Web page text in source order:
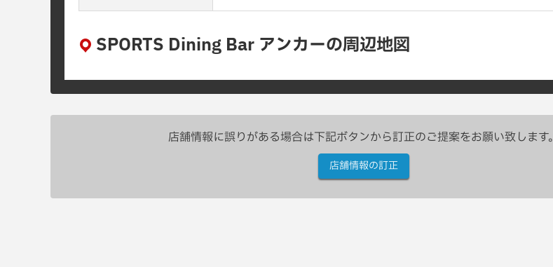
SPORTS Dining Bar アンカーの周辺地図
店舗情報に誤りがある場合は下記ボタンから訂正のご提案をお願い致します。
店舗情報の訂正